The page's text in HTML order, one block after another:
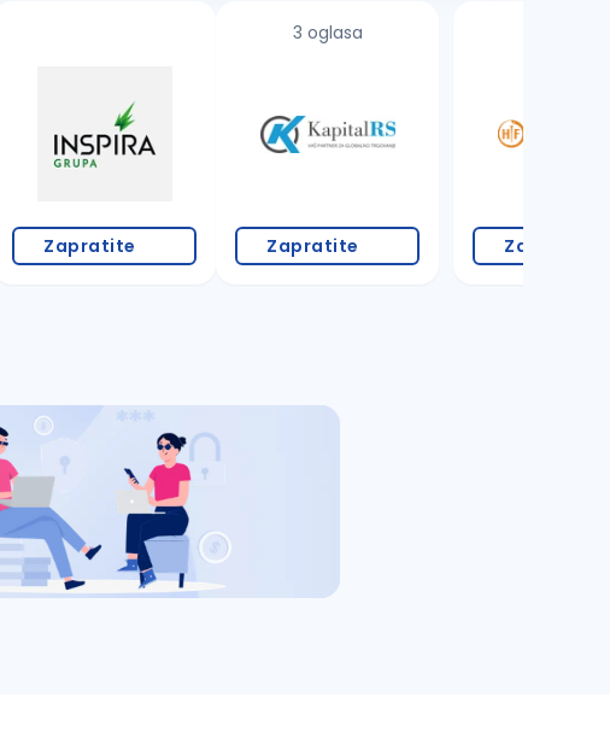
Zapratite
3 oglasa
Zapratite Zapratite